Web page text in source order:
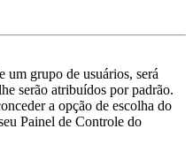
um grupo de usuários, será
serão atribuídos por padrão.
a opção de escolha do
Painel de Controle do